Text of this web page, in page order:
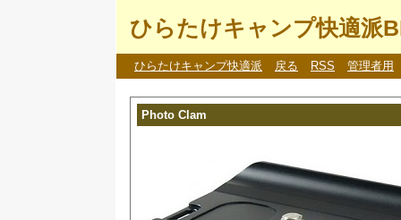
ひらたけキャンプ快適派
ひらたけキャンプ快適派 戻る RSS 管理者用
Photo Clam